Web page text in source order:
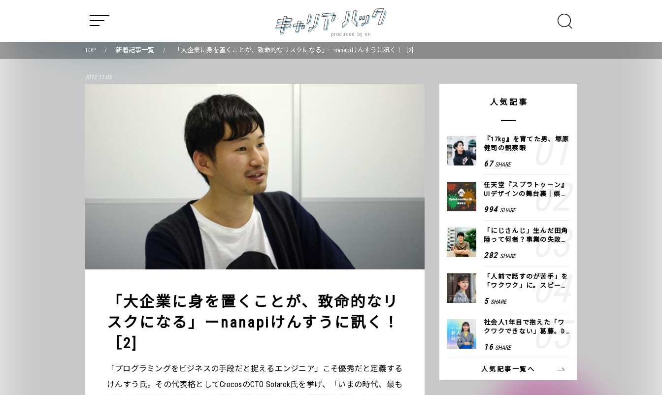
produced by en
TOP 新着記事一覧 「大企業に身を置くことが、致命的なリスクになる」ーnanapiけんすうに訊く！［2]
2012.11.05
「大企業に身を置くことが、致命的なリ
スクになる」ーnanapiけんすうに訊く！
［2]
「プログラミングをビジネスの手段だと捉えるエンジニア」こそ優秀だと定義する
けんすう氏。その代表格としてCrocosのCTO Sotarok氏を挙げ、「いまの時代、最も
人気記事
『17kg』を育てた男、塚原
健司の観察眼
67 SHARE
任天堂『スプラトゥーン』
UIデザインの舞台裏｜娯楽
994 SHARE
「にじさんじ」生んだ田角
陸って何者？事業の失敗
COLOR
282 SHARE
「人前で話すのが苦手」を
「ワクワク」に。スピーチ
方トレーニング」に込めた
5 SHARE
社会人1年目で抱えた「ワ
クワクできない」葛藤。De
つけた、私の生きる道
16 SHARE
人気記事一覧へ